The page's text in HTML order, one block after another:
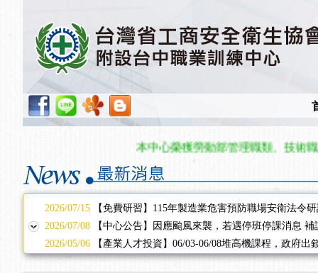
本中心榮獲勞動部管理職類、技術職
2025/11/10
【中心公告】因應颱風來襲，若遇停班停課消息
2025/10/30【進修課程】2026年，課程意見蒐集~
2025/08/20 【進修課程】SDS格式百百種？專業講師帶您判斷
2025/08/12
【中心公告】因應颱風來襲，若遇停班停課消息
2025/07/06【中心公告】颱風假114/07/07停班停課
2025/06/06【進修課程】～～前導課程看這邊推出囉～～
【進修課程】要怎麼進修自我？課程百百種選擇好
2025/01/21
「高壓氣體製造安全主任」、「隧道等襯砌作業
訓測驗
2025/01/15【線上課程】碳中和核心職能系列課程資訊
2026/07/15 【免費研習】115年製造業危害預防職場安衛法令
2026/07/08 【中心公告】因應颱風來襲，若遇停班停課消息
2026/05/06 【產業人才投資】06/03-06/08堆高機課程，政府
2026/04/24【製程安全評估人員】開課囉